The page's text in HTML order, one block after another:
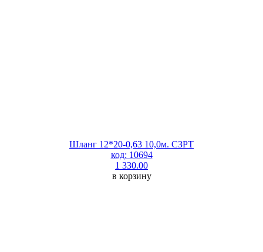
Шланг 12*20-0,63 10,0м. СЗРТ
код: 10694
1 330.00
в корзину